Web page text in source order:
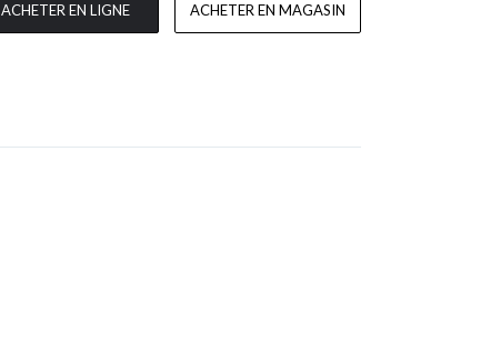
ACHETER EN LIGNE ACHETER EN MAGASIN